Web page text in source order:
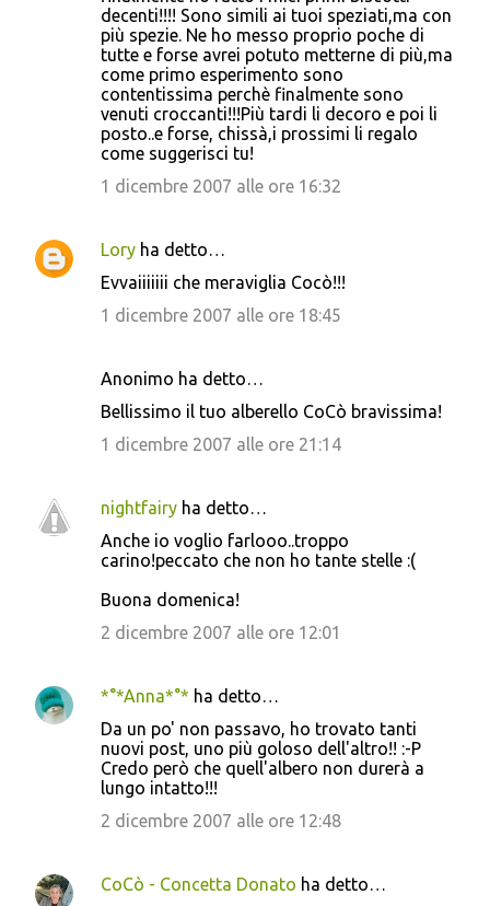
decenti!!!! Sono simili ai tuoi speziati,ma con
più spezie. Ne ho messo proprio poche di
tutte e forse avrei potuto metterne di più,ma
come primo esperimento sono
contentissima perchè finalmente sono
venuti croccanti!!!Più tardi li decoro e poi li
posto..e forse, chissà,i prossimi li regalo
come suggerisci tu!
1 dicembre 2007 alle ore 16:32
Lory ha detto…
Evvaiiiiiii che meraviglia Cocò!!!
1 dicembre 2007 alle ore 18:45
Anonimo ha detto…
Bellissimo il tuo alberello CoCò bravissima!
1 dicembre 2007 alle ore 21:14
nightfairy ha detto…
Anche io voglio farlooo..troppo
carino!peccato che non ho tante stelle :(
Buona domenica!
2 dicembre 2007 alle ore 12:01
*°*Anna*°* ha detto…
Da un po' non passavo, ho trovato tanti
nuovi post, uno più goloso dell'altro!! :-P
Credo però che quell'albero non durerà a
lungo intatto!!!
2 dicembre 2007 alle ore 12:48
CoCò - Concetta Donato ha detto…